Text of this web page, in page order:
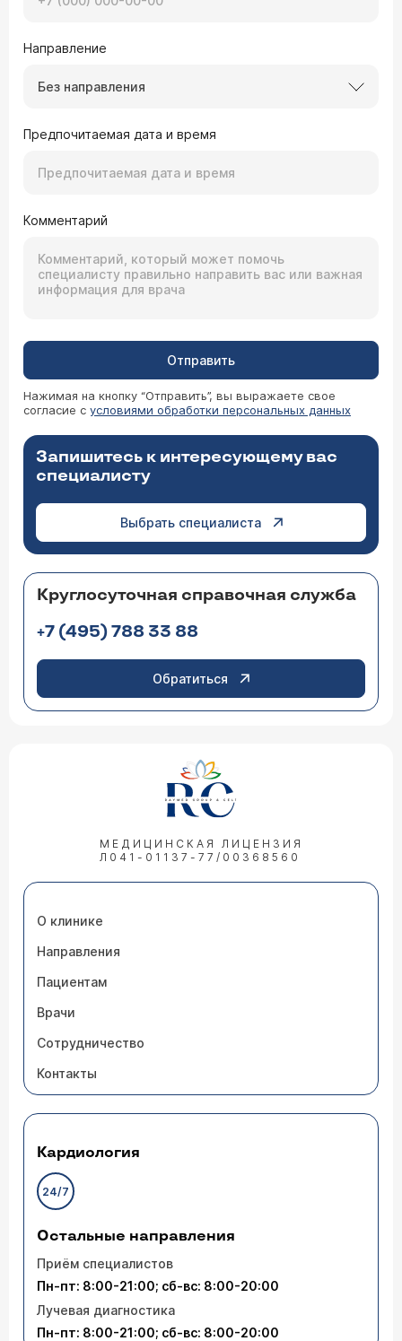
Направление
Без направления
Предпочитаемая дата и время
Комментарий
Отправить
Нажимая на кнопку “Отправить”, вы выражаете свое
согласие с условиями обработки персональных данных
Запишитесь к интересующему вас
специалисту
Выбрать специалиста
Круглосуточная справочная служба
+7 (495) 788 33 88
Обратиться
МЕДИЦИНСКАЯ ЛИЦЕНЗИЯ
Л041-01137-77/00368560
О клинике
Направления
Пациентам
Врачи
Сотрудничество
Контакты
Кардиология
24/7
Остальные направления
Приём специалистов
Пн-пт: 8:00-21:00; сб-вс: 8:00-20:00
Лучевая диагностика
Пн-пт: 8:00-21:00; сб-вс: 8:00-20:00